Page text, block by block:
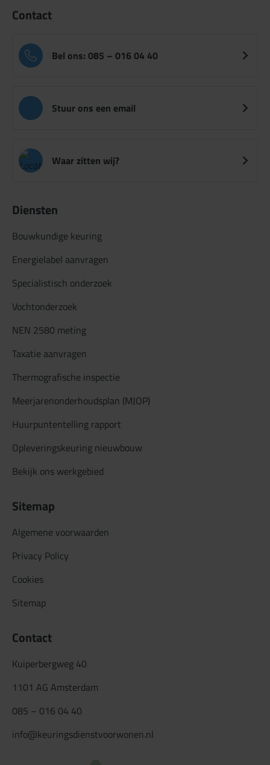
Contact
Bel ons: 085 – 016 04 40
Stuur ons een email
Waar zitten wij?
Diensten
Bouwkundige keuring
Energielabel aanvragen
Specialistisch onderzoek
Vochtonderzoek
NEN 2580 meting
Taxatie aanvragen
Thermografische inspectie
Meerjarenonderhoudsplan (MJOP)
Huurpuntentelling rapport
Opleveringskeuring nieuwbouw
Bekijk ons werkgebied
Sitemap
Algemene voorwaarden
Privacy Policy
Cookies
Sitemap
Contact
Kuiperbergweg 40
1101 AG Amsterdam
085 – 016 04 40
info@keuringsdienstvoorwonen.nl